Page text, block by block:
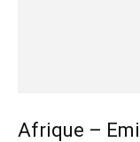
Afrique –